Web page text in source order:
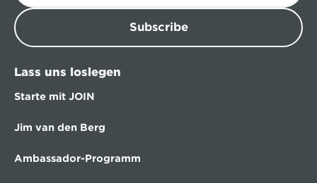
Subscribe
Lass uns loslegen
Starte mit JOIN
Jim van den Berg
Ambassador-Programm